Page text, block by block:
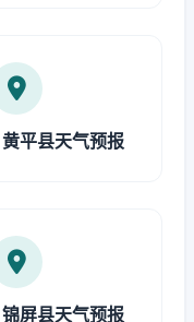
黄平县天气预报
锦屏县天气预报